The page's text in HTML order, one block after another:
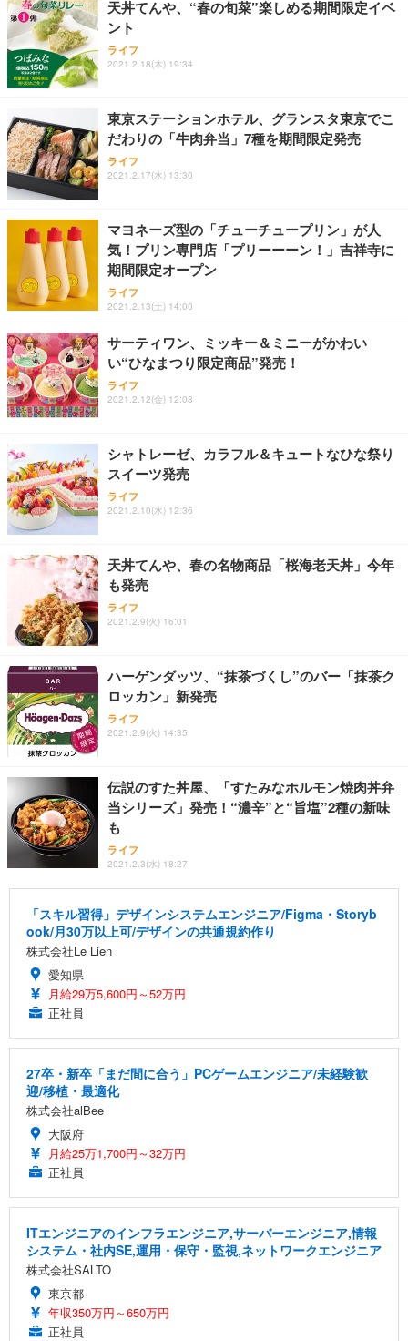
天丼てんや、“春の旬菜”楽しめる期間限定イベ
ント
ライフ
2021.2.18(木) 19:34
東京ステーションホテル、グランスタ東京でこ
だわりの「牛肉弁当」7種を期間限定発売
ライフ
2021.2.17(水) 13:30
マヨネーズ型の「チューチュープリン」が人
気！プリン専門店「プリーーーン！」吉祥寺に
期間限定オープン
ライフ
2021.2.13(土) 14:00
サーティワン、ミッキー＆ミニーがかわい
い“ひなまつり限定商品”発売！
ライフ
2021.2.12(金) 12:08
シャトレーゼ、カラフル＆キュートなひな祭り
スイーツ発売
ライフ
2021.2.10(水) 12:36
天丼てんや、春の名物商品「桜海老天丼」今年
も発売
ライフ
2021.2.9(火) 16:01
ハーゲンダッツ、“抹茶づくし”のバー「抹茶ク
ロッカン」新発売
ライフ
2021.2.9(火) 14:35
伝説のすた丼屋、「すたみなホルモン焼肉丼弁
当シリーズ」発売！“濃辛”と“旨塩”2種の新味
も
ライフ
2021.2.3(水) 18:27
「スキル習得」デザインシステムエンジニア/Figma・Storyb
ook/月30万以上可/デザインの共通規約作り
株式会社Le Lien
愛知県
月給29万5,600円～52万円
正社員
27卒・新卒「まだ間に合う」PCゲームエンジニア/未経験歓
迎/移植・最適化
株式会社alBee
大阪府
月給25万1,700円～32万円
正社員
ITエンジニアのインフラエンジニア,サーバーエンジニア,情報
システム・社内SE,運用・保守・監視,ネットワークエンジニア
株式会社SALTO
東京都
年収350万円～650万円
正社員